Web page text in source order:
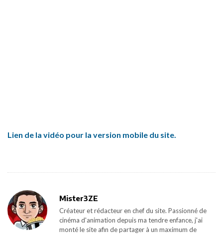
Lien de la vidéo pour la version mobile du site.
Mister3ZE
Créateur et rédacteur en chef du site. Passionné de
cinéma d'animation depuis ma tendre enfance, j'ai
monté le site afin de partager à un maximum de